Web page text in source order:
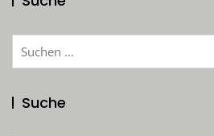
Suchen
Suche